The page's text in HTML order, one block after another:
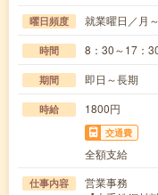
曜日頻度 就業曜日／月
時間 8：30～17：
期間 即日～長期
時給 1800円
交通費
全額支給
仕事内容
営業事務